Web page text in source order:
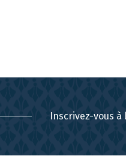
Inscrivez-vous